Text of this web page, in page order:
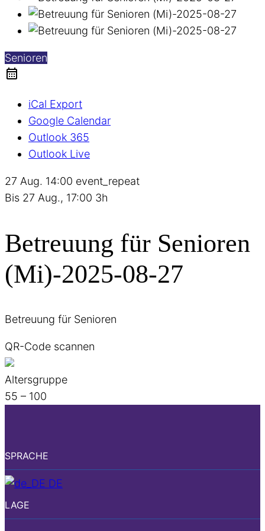
Senioren
iCal Export
Google Calendar
Outlook 365
Outlook Live
27 Aug. 14:00 event_repeat
Bis 27 Aug., 17:00 3h
Betreuung für Senioren
(Mi)-2025-08-27
Betreuung für Senioren
QR-Code scannen
Altersgruppe
55 – 100
SPRACHE
DE
LAGE